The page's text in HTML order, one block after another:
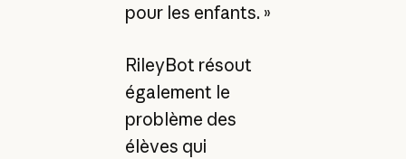
pour les enfants. »
RileyBot résout
également le
problème des
élèves qui